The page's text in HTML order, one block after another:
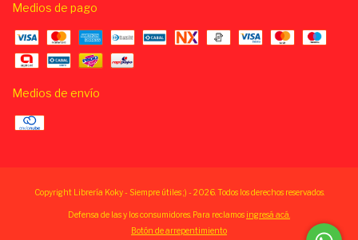
Medios de pago
Medios de envío
Copyright Librería Koky - Siempre útiles ;) - 2026. Todos los derechos reservados.
Defensa de las y los consumidores. Para reclamos ingresá acá.
Botón de arrepentimiento